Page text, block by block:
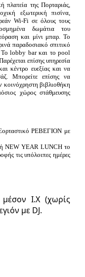
της Πορταριάς,
εξωτερική πισίνα,
Wi-Fi σε όλους τους
δωμάτια του
και μίνι μπαρ. Το
παραδοσιακό σπιτικό
Το lobby bar και το pool
επίσης υπηρεσία
κέντρο ευεξίας και να
Μπορείτε επίσης να
κοινόχρηστη βιβλιοθήκη
χώρος στάθμευσης
ΡΕΒΕΓΙΟΝ με
NEW YEAR LUNCH το
τις υπόλοιπες ημέρες
Ι.Χ (χωρίς
με DJ.